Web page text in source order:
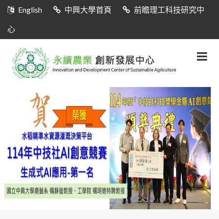
English 中興大學首頁 前瞻理工科技研究中
心